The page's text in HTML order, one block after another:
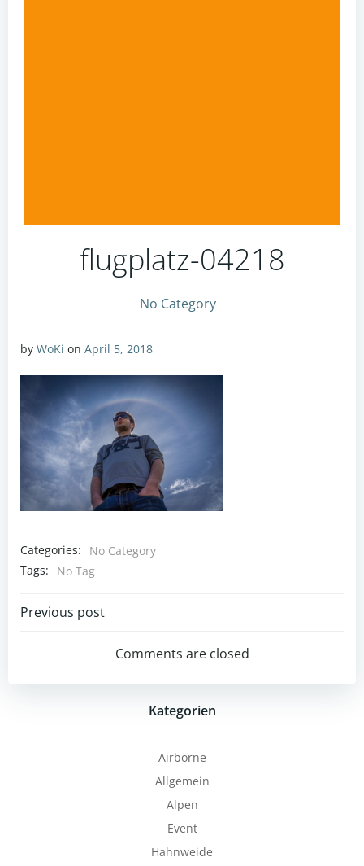
flugplatz-04218
No Category
by WoKi on April 5, 2018
Categories:
No Category
Tags:
No Tag
Post
navigation
Previous post
Comments are closed
Kategorien
Airborne
Allgemein
Alpen
Event
Hahnweide